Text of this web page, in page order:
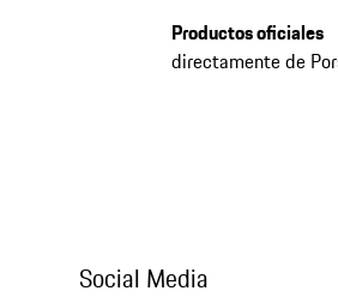
Productos oficiales
directamente de
Social Media